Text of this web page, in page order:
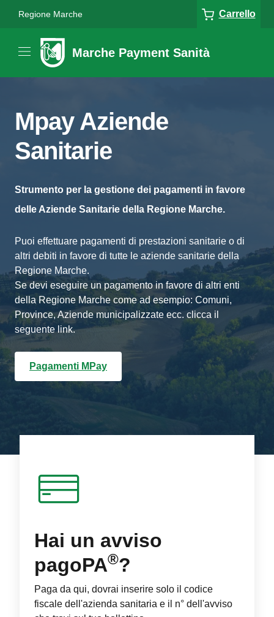
Regione Marche Carrello
Marche Payment Sanità
Mpay Aziende
Sanitarie
Strumento per la gestione dei pagamenti in favore
delle Aziende Sanitarie della Regione Marche.
Puoi effettuare pagamenti di prestazioni sanitarie o di
altri debiti in favore di tutte le aziende sanitarie della
Regione Marche.
Se devi eseguire un pagamento in favore di altri enti
della Regione Marche come ad esempio: Comuni,
Province, Aziende municipalizzate ecc. clicca il
seguente link.
Pagamenti MPay
Hai un avviso
pagoPA®?
Paga da qui, dovrai inserire solo il codice
fiscale dell'azienda sanitaria e il n° dell'avviso